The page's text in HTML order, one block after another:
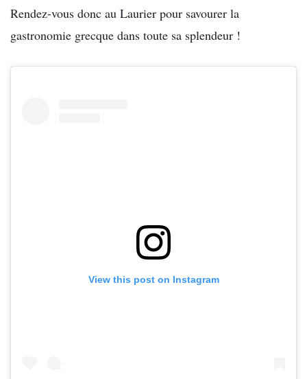
Rendez-vous donc au Laurier pour savourer la
gastronomie grecque dans toute sa splendeur !
View this post on Instagram